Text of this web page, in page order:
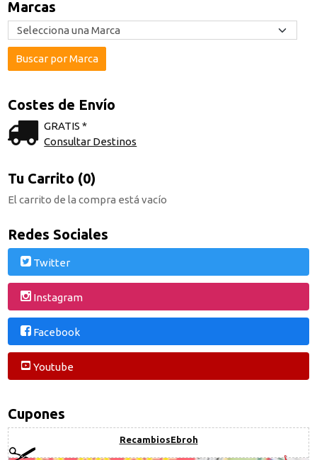
Marcas
Costes de Envío
GRATIS *
Consultar Destinos
Tu Carrito (0)
El carrito de la compra está vacío
Redes Sociales
Twitter
Instagram
Facebook
Youtube
Cupones
RecambiosEbroh